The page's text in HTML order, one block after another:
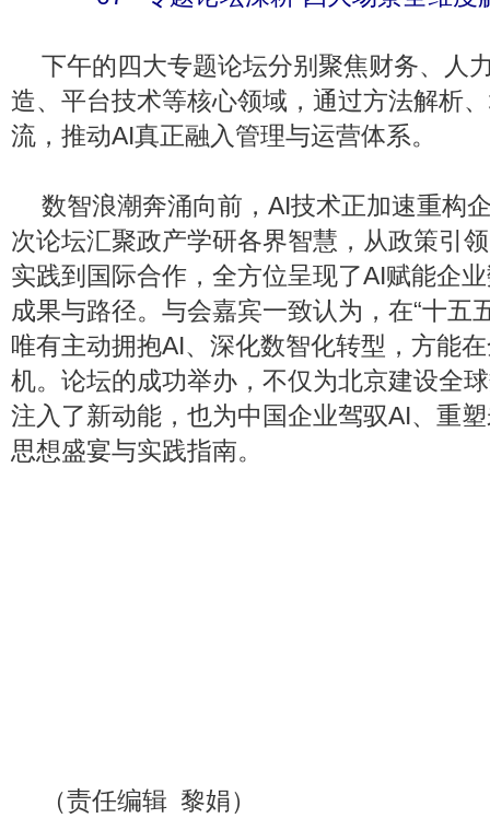
下午的四大专题论坛分别聚焦财务、人
造、平台技术等核心领域，通过方法解析
流，推动AI真正融入管理与运营体系。
数智浪潮奔涌向前，AI技术正加速重构
次论坛汇聚政产学研各界智慧，从政策引
实践到国际合作，全方位呈现了AI赋能企
成果与路径。与会嘉宾一致认为，在“十五
唯有主动拥抱AI、深化数智化转型，方能
机。论坛的成功举办，不仅为北京建设全
注入了新动能，也为中国企业驾驭AI、重
思想盛宴与实践指南。
（责任编辑 黎娟）